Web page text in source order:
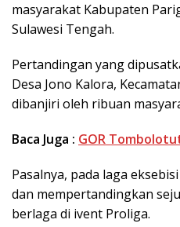
masyarakat Kabupaten
Sulawesi Tengah.
Pertandingan yang
Desa Jono Kalora,
dibanjiri oleh ribuan
Baca Juga : GOR
Pasalnya, pada laga
dan mempertandingkan
berlaga di ivent Proliga.